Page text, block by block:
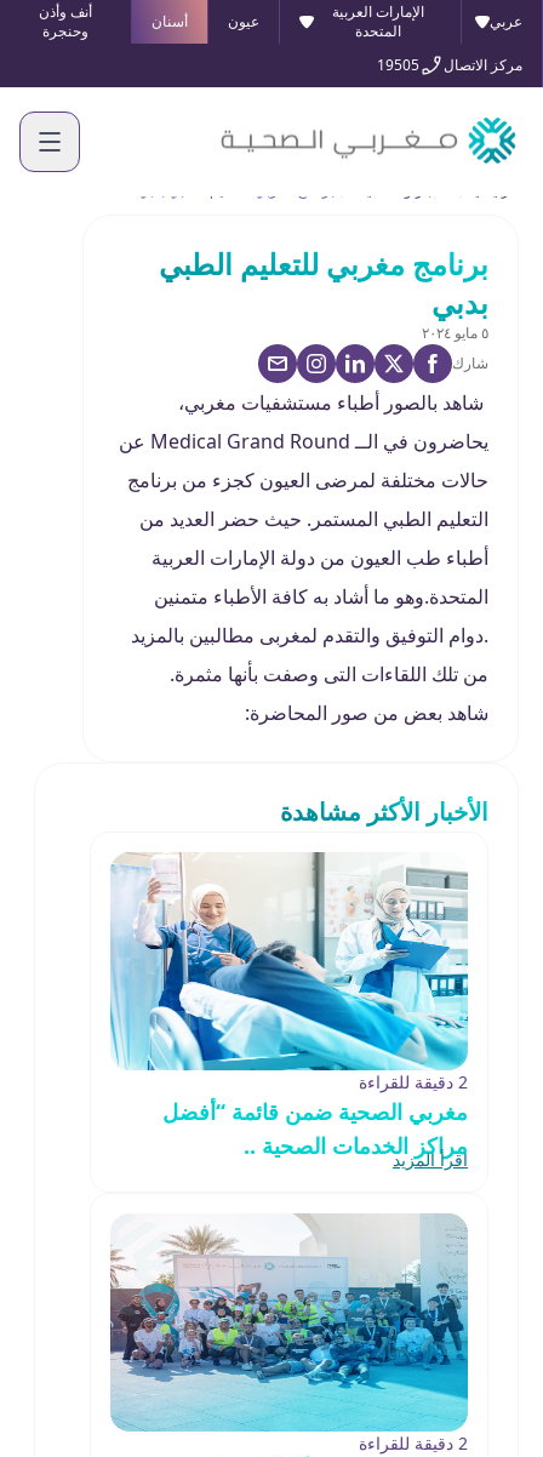
عربي
الإمارات العربية
المتحدة
عيون أسنان
أنف وأذن
وحنجرة
مركز الاتصال
19505
برنامج مغربي للتعليم الطبي
بدبي
٥ مايو ٢٠٢٤
شارك
شاهد بالصور أطباء مستشفيات مغربي،
يحاضرون في الــ Medical Grand Round عن
حالات مختلفة لمرضى العيون كجزء من برنامج
التعليم الطبي المستمر. حيث حضر العديد من
أطباء طب العيون من دولة الإمارات العربية
المتحدة.وهو ما أشاد به كافة الأطباء متمنين
.دوام التوفيق والتقدم لمغربى مطالبين بالمزيد
من تلك اللقاءات التى وصفت بأنها مثمرة.
شاهد بعض من صور المحاضرة:
الأخبار الأكثر مشاهدة
2 دقيقة للقراءة
مغربي الصحية ضمن قائمة “أفضل
مراكز الخدمات الصحية ..
اقرأ المزيد
2 دقيقة للقراءة